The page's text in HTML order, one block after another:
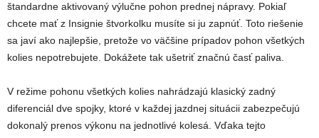
štandardne aktivovaný výlučne pohon prednej nápravy. Pokiaľ
chcete mať z Insignie štvorkolku musíte si ju zapnúť. Toto riešenie
sa javí ako najlepšie, pretože vo väčšine prípadov pohon všetkých
kolies nepotrebujete. Dokážete tak ušetriť značnú časť paliva.
V režime pohonu všetkých kolies nahrádzajú klasický zadný
diferenciál dve spojky, ktoré v každej jazdnej situácii zabezpečujú
dokonalý prenos výkonu na jednotlivé kolesá. Vďaka tejto